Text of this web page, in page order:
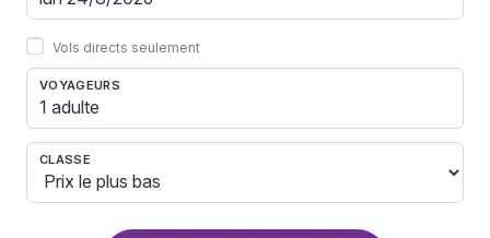
Vols directs seulement
VOYAGEURS
1 adulte
CLASSE